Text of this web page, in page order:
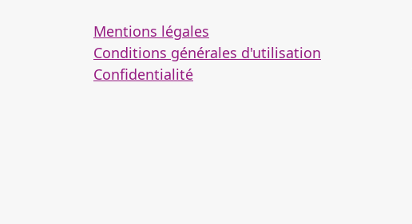
Mentions légales
Conditions générales d'utilisation
Confidentialité